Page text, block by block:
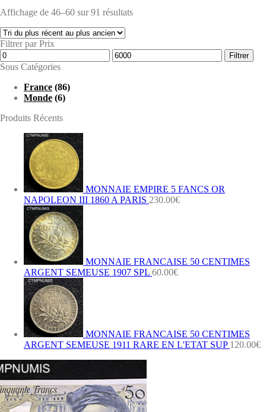
Affichage de 46–60 sur 91 résultats
Filtrer par Prix
Prix
min
Prix
max
Filtrer
Sous Catégories
France (86)
Monde (6)
Produits Récents
MONNAIE EMPIRE 5 FANCS OR
NAPOLEON III 1860 A PARIS 230.00€
MONNAIE FRANCAISE 50 CENTIMES
ARGENT SEMEUSE 1907 SPL 60.00€
MONNAIE FRANCAISE 50 CENTIMES
ARGENT SEMEUSE 1911 RARE EN L'ETAT SUP 120.00€